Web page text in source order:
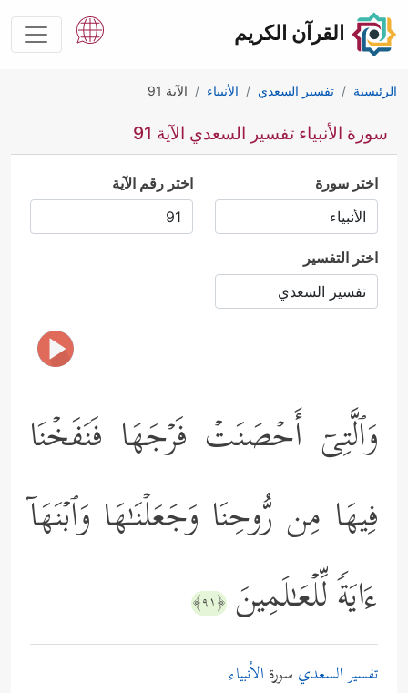
القرآن الكريم
الرئيسية تفسير السعدي الأنبياء الآية 91
سورة الأنبياء تفسير السعدي الآية 91
اختر سورة اختر رقم الآية
اختر التفسير
وَٱلَّتِیۤ أَحۡصَنَتۡ فَرۡجَهَا فَنَفَخۡنَا
فِیهَا مِن رُّوحِنَا وَجَعَلۡنَـٰهَا وَٱبۡنَهَاۤ
ءَایَةࣰ لِّلۡعَـٰلَمِینَ ﴿٩١﴾
تفسير السعدي سورة الأنبياء